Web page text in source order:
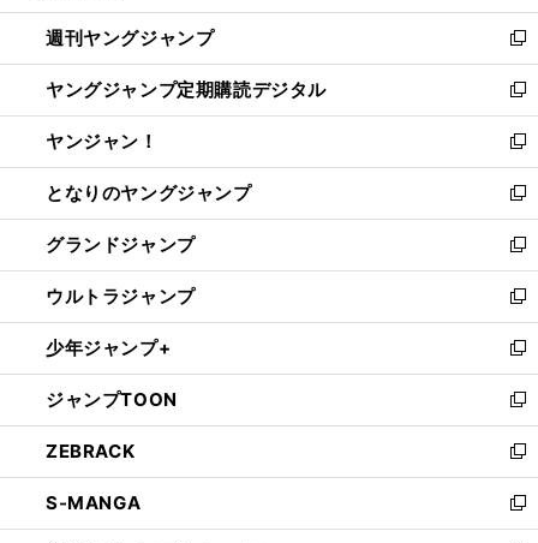
開
く
ウ
で
開
く
ン
ド
ウ
で
開
く
ウ
ィ
ン
ド
ウ
で
開
く
週刊ヤングジャンプ
新
し
い
ウ
ィ
ン
ド
ウ
で
開
く
ヤングジャンプ定期購読デジタル
新
し
い
ウ
ィ
ン
ド
ウ
で
開
く
ヤンジャン！
新
し
い
ウ
ィ
ン
ド
ウ
で
開
く
となりのヤングジャンプ
新
し
い
ウ
ィ
ン
ド
ウ
で
開
く
グランドジャンプ
新
し
い
ウ
ィ
ン
ド
ウ
で
開
く
ウルトラジャンプ
新
し
い
ウ
ィ
ン
ド
ウ
で
開
少年ジャンプ+
新
し
い
ウ
ィ
ン
ド
ウ
ジャンプTOON
新
し
い
ウ
ィ
ン
ZEBRACK
新
し
い
ウ
S-MANGA
新
し